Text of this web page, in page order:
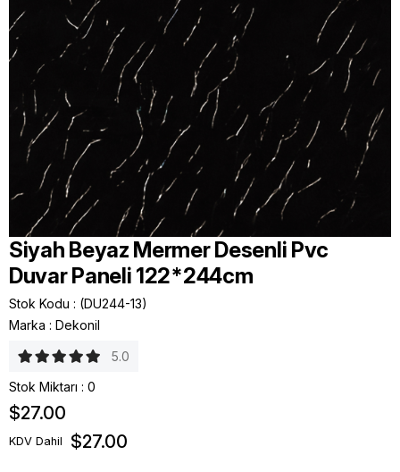
Siyah Beyaz Mermer Desenli Pvc
Duvar Paneli 122*244cm
Stok Kodu
(DU244-13)
Marka : Dekonil
5.0
Stok Miktarı : 0
$27.00
KDV Dahil $27.00